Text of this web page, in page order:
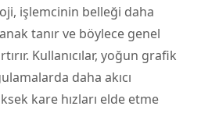
işlemcinin belleği daha
tanır ve böylece genel
Kullanıcılar, yoğun grafik
daha akıcı
kare hızları elde etme